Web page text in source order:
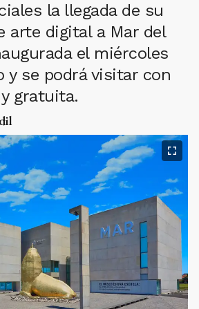
la llegada de su
arte digital a Mar del
el miércoles
y se podrá visitar con
gratuita.